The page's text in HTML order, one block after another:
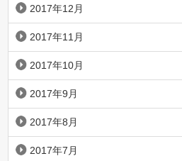
2017年12月
2017年11月
2017年10月
2017年9月
2017年8月
2017年7月